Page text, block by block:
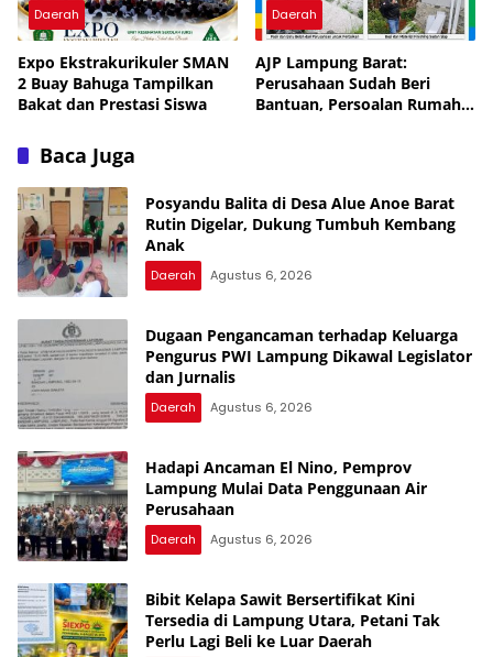
Daerah
Expo Ekstrakurikuler SMAN
2 Buay Bahuga Tampilkan
Bakat dan Prestasi Siswa
Daerah
AJP Lampung Barat:
Perusahaan Sudah Beri
Bantuan, Persoalan Rumah
Baca Juga
Posyandu Balita di Desa Alue Anoe Barat
Rutin Digelar, Dukung Tumbuh Kembang
Anak
Daerah Agustus 6, 2026
Dugaan Pengancaman terhadap Keluarga
Pengurus PWI Lampung Dikawal Legislator
dan Jurnalis
Daerah Agustus 6, 2026
Hadapi Ancaman El Nino, Pemprov
Lampung Mulai Data Penggunaan Air
Perusahaan
Daerah Agustus 6, 2026
Bibit Kelapa Sawit Bersertifikat Kini
Tersedia di Lampung Utara, Petani Tak
Perlu Lagi Beli ke Luar Daerah